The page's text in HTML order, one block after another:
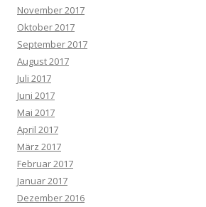
November 2017
Oktober 2017
September 2017
August 2017
Juli 2017
Juni 2017
Mai 2017
April 2017
März 2017
Februar 2017
Januar 2017
Dezember 2016